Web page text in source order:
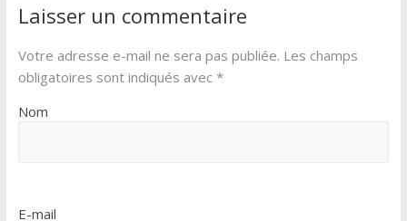
o
r
e
Laisser un commentaire
Votre adresse e-mail ne sera pas publiée. Les champs
obligatoires sont indiqués avec *
Nom
E-mail